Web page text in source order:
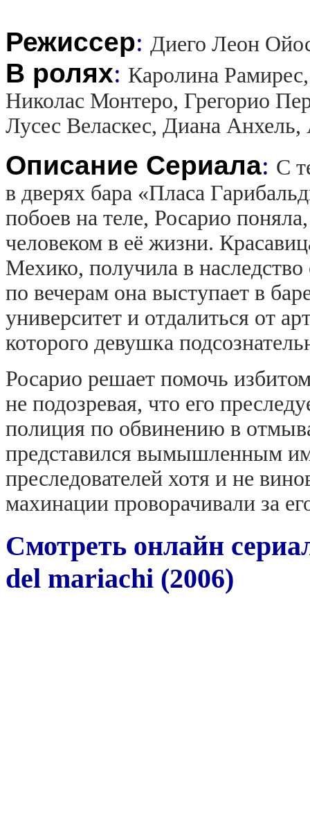
Режиссер: Диего Леон
В ролях: Каролина
Николас Монтеро, Грегорио
Лусес Веласкес, Диана
Описание Сериала: С
в дверях бара «Пласа
побоев на теле, Росарио
человеком в её жизни.
Мехико, получила в
по вечерам она выступает в
университет и отдалиться от
которого девушка
Росарио решает помочь
не подозревая, что его
полиция по обвинению в
представился вымышленным
преследователей хотя и не
махинации проворачивали за
Смотреть онлайн
del mariachi (2006)